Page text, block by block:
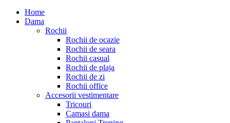
Home
Dama
Rochii
Rochii de ocazie
Rochii de seara
Rochii casual
Rochii de plaja
Rochii de zi
Rochii office
Accesorii vestimentare
Tricouri
Camasi dama